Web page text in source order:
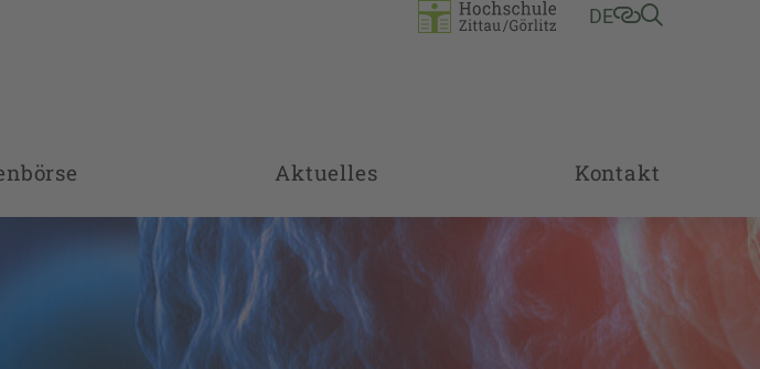
DE
Aktuelles Kontakt